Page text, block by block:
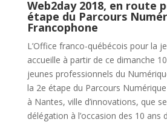
Web2day 2018, en route
étape du Parcours
Francophone
L’Office franco-québécois pour la
accueille à partir de ce dimanche
jeunes professionnels du
la 2e étape du Parcours Numérique
à Nantes, ville d’innovations, que
délégation à l’occasion des 10 ans